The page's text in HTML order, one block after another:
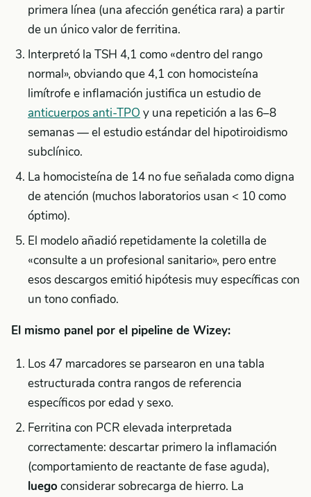
primera línea (una afección genética rara) a partir
de un único valor de ferritina.
Interpretó la TSH 4,1 como «dentro del rango
normal», obviando que 4,1 con homocisteína
limítrofe e inflamación justifica un estudio de
anticuerpos anti-TPO y una repetición a las 6–8
semanas — el estudio estándar del hipotiroidismo
subclínico.
La homocisteína de 14 no fue señalada como digna
de atención (muchos laboratorios usan < 10 como
óptimo).
El modelo añadió repetidamente la coletilla de
«consulte a un profesional sanitario», pero entre
esos descargos emitió hipótesis muy específicas con
un tono confiado.
El mismo panel por el pipeline de Wizey:
Los 47 marcadores se parsearon en una tabla
estructurada contra rangos de referencia
específicos por edad y sexo.
Ferritina con PCR elevada interpretada
correctamente: descartar primero la inflamación
(comportamiento de reactante de fase aguda),
luegoconsiderar sobrecarga de hierro. La